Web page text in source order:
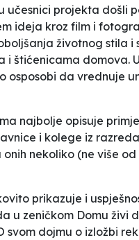
učesnici projekta došli
ideja kroz film i
životnog stila i
štićenicama domova.
osposobi da vrednuje
najbolje opisuje
i kolege iz
nekoliko (ne više
prikazuje i
u zeničkom Domu
svom dojmu o izložbi